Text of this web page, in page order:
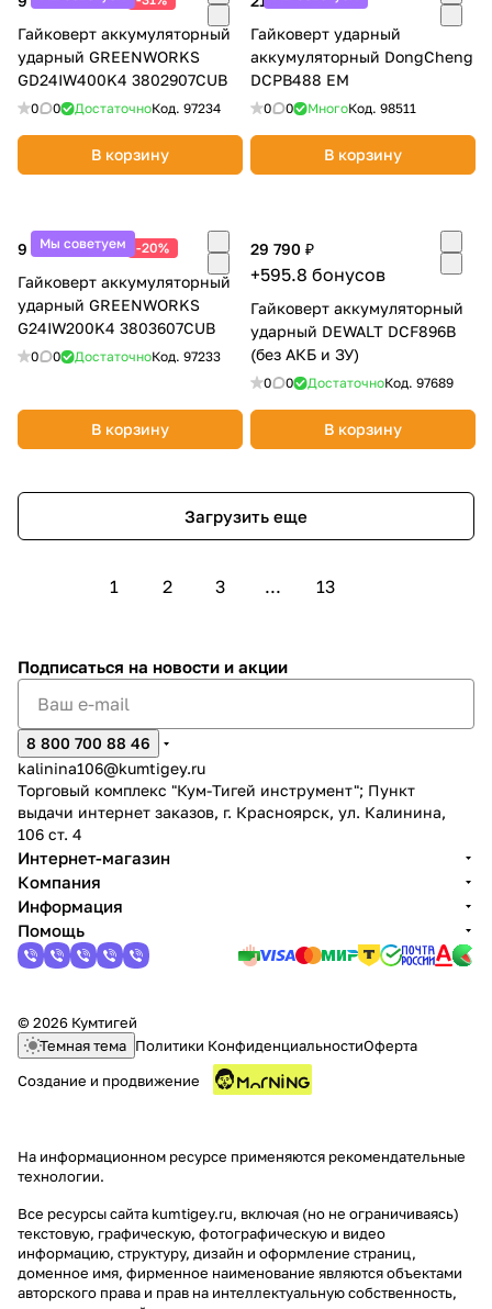
Гайковерт аккумуляторный
ударный GREENWORKS
GD24IW400K4 3802907CUB
0 0 ДостаточноКод. 97234
В корзину
Гайковерт ударный
аккумуляторный DongCheng
DCPB488 EM
0 0 МногоКод. 98511
В корзину
Мы советуем
9 990 ₽12 490 ₽ -20%
Гайковерт аккумуляторный
ударный GREENWORKS
G24IW200K4 3803607CUB
0 0 ДостаточноКод. 97233
В корзину
29 790 ₽
+595.8 бонусов
Гайковерт аккумуляторный
ударный DEWALT DCF896B
(без АКБ и ЗУ)
0 0 ДостаточноКод. 97689
В корзину
Загрузить еще
1 2 3 ... 13
Подписаться на новости и акции
8 800 700 88 46
kalinina106@kumtigey.ru
Торговый комплекс "Кум-Тигей инструмент"; Пункт
выдачи интернет заказов, г. Красноярск, ул. Калинина,
106 ст. 4
Интернет-магазин
Компания
Информация
Помощь
© 2026 Кумтигей
Темная тема Политики КонфиденциальностиОферта
Создание и продвижение
На информационном ресурсе применяются рекомендательные
технологии.
Все ресурсы сайта kumtigey.ru, включая (но не ограничиваясь)
текстовую, графическую, фотографическую и видео
информацию, структуру, дизайн и оформление страниц,
доменное имя, фирменное наименование являются объектами
авторского права и прав на интеллектуальную собственность,